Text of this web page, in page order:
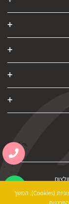
האתר
על מנת להבטיח חוויית גלישה איכותית, אנו עושים שימוש בעוגיות (Cookies). המשך